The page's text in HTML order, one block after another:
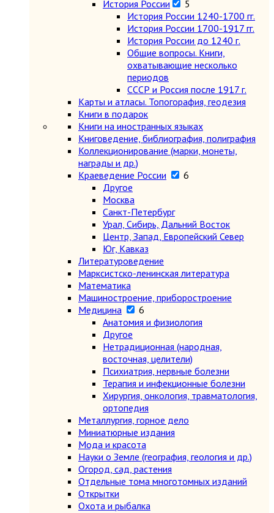
История России
5
История России 1240-1700 гг.
История России 1700-1917 гг.
История России до 1240 г.
Общие вопросы. Книги,
охватывающие несколько
периодов
СССР и Россия после 1917 г.
Карты и атласы. Топогорафия, геодезия
Книги в подарок
Книги на иностранных языках
Книговедение, библиография, полиграфия
Коллекционирование (марки, монеты,
награды и др.)
Краеведение России
6
Другое
Москва
Санкт-Петербург
Урал, Сибирь, Дальний Восток
Центр, Запад, Европейский Север
Юг, Кавказ
Литературоведение
Марксистско-ленинская литература
Математика
Машиностроение, приборостроение
Медицина
6
Анатомия и физиология
Другое
Нетрадиционная (народная,
восточная, целители)
Психиатрия, нервные болезни
Терапия и инфекционные болезни
Хирургия, онкология, травматология,
ортопедия
Металлургия, горное дело
Миниатюрные издания
Мода и красота
Науки о Земле (география, геология и др.)
Огород, сад, растения
Отдельные тома многотомных изданий
Открытки
Охота и рыбалка